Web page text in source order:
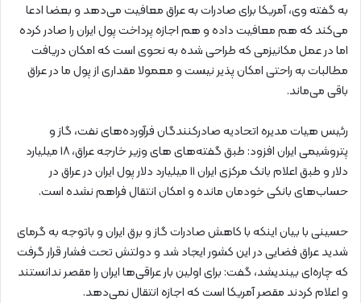
به گفته وی، آمریکا برای صادرات به عراق معافیت می‌دهد و بعضا ادعا
می‌کند که هم معافیت داده و هم اجازه پرداخت پول ایران را صادر کرده
اما در عمل مکانیزمی که طراحی شده به نحوی است که امکان دریافت
مطالبات به راحتی امکان پذیر نیست و معمولا مقداری از پول ما در عراق
باقی می‌ماند.
رئیس هیات مدیره اتحادیه صادرکنندگان فرآورده‌های نفت، گاز و
پتروشیمی ایران افزود: طبق گفته‌های های وزیر خارجه عراق، ۱۸ میلیارد
دلار و طبق اعلام بانک مرکزی ایران ۱۱ میلیارد دلار پول ایران در عراق در
حساب‌های بانکی خودمان مانده و امکان انتقال فراهم نشده است.
حسینی با بیان اینکه با کاهش صادرات گاز و برق ایران و باتوجه به گرمای
شدید عراق فضایی در این کشور ایجاد شد و دولتش تحت فشار قرار گرفت
که چاره‌ای بیندیشد، گفت: برای اولین بار عراقی‌ها ایران را مقصر ندانستند
و اعلام کردند مقصر آمریکا است که اجازه انتقال نمی‌دهد.